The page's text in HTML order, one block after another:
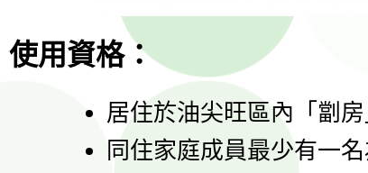
使用資格：
居住於油尖旺區內「劏
同住家庭成員最少有一